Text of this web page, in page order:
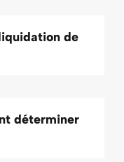
de
déterminer